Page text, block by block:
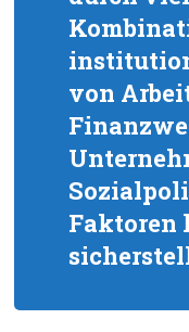
von
Faktoren